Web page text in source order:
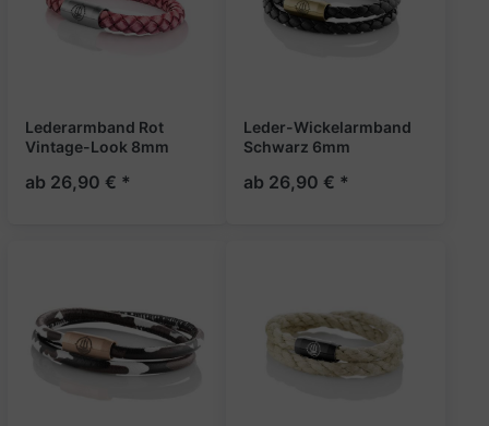
Lederarmband Rot
Vintage-Look 8mm
ab 26,90 € *
Leder-Wickelarmband
Schwarz 6mm
ab 26,90 € *